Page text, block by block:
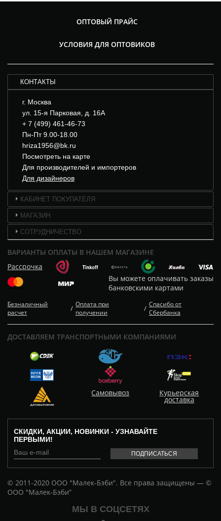
ОПТОВЫЙ ПРАЙС
УСЛОВИЯ ДЛЯ ОПТОВИКОВ
КОНТАКТЫ
г. Москва
ул. 15-я Парковая, д. 16А
+ 7 (499) 461-46-73
Пн-Пт 9.00-18.00
hriza1956@bk.ru
Посмотреть на карте
Для производителей и импортеров
Для дизайнеров
КАБИНЕТ ПОКУПАТЕЛЯ
МАГАЗИН
СОТРУДНИЧЕСТВО
ВАРИАНТЫ ОПЛАТЫ В НАШЕМ МАГАЗИНЕ
Рассрочка
Вы можете оплачивать заказы
банковскими картами
Безналичный
расчет
/ Оплата при
получении
/ Спасибо от
Сбербанка
СКИДКИ, АКЦИИ, НОВИНКИ - УЗНАВАЙТЕ
ПЕРВЫМИ!
© 2011-2020 ООО "Малек-Бэби". Все права защищены — ©
ООО "Малек-Бэби”
ДОСТАВЛЯЕМ ТРАНСПОРТНЫМИ КОМПАНИЯМИ
Самовывоз Курьерская
доставка
МЫ В СОЦСЕТЯХ